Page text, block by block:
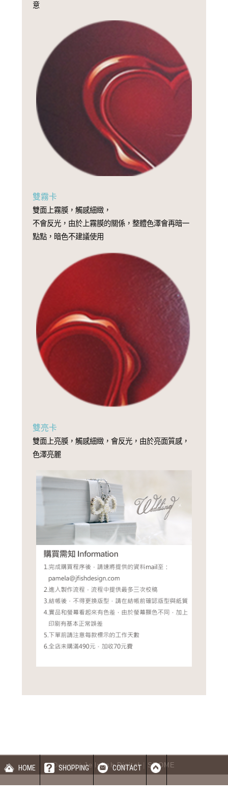
意
雙霧卡
雙面上霧膜，觸感細緻，
不會反光，由於上霧膜的關係，整體色澤會再暗一
點點，暗色不建議使用
雙亮卡
雙面上亮膜，觸感細緻，會反光，由於亮面質感，
色澤亮麗
Design：Jellyfish Digital| SEOME
HOME SHOPPING CONTACT